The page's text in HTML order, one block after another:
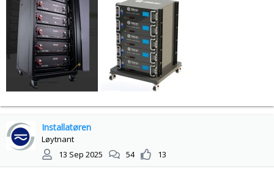
Installatøren
Løytnant
13 Sep 2025
54 13